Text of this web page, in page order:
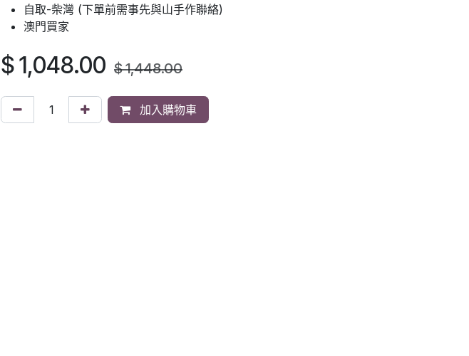
自取-柴灣 (下單前需事先與山手作聯絡)
澳門買家
$1,048.00 $1,448.00
加入購物車